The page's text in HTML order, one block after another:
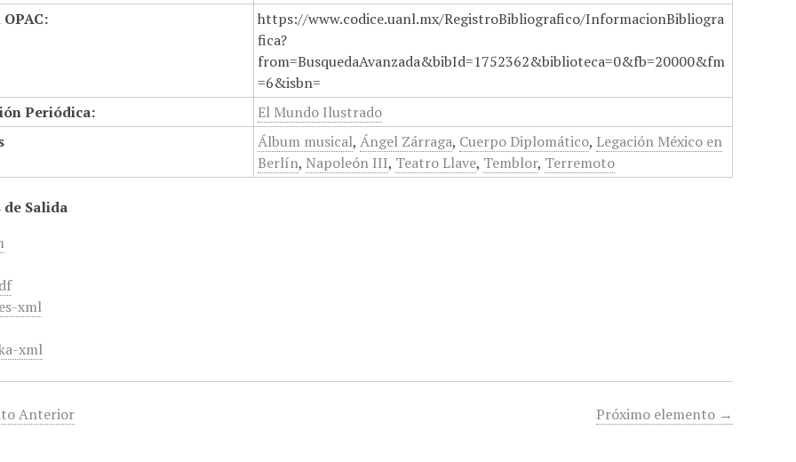
https://www.codice.uanl.mx/RegistroBibliografico/InformacionBibliogra
fica?
from=BusquedaAvanzada&bibId=1752362&biblioteca=0&fb=20000&fm
=6&isbn=
Periódica:
El Mundo Ilustrado
Álbum musical,Ángel Zárraga, Cuerpo Diplomático, Legación México en
Berlín, Napoleón III, Teatro Llave, Temblor, Terremoto
Salida
xml
xml
Anterior Próximo elemento →